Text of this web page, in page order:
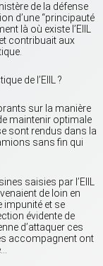
de la défense
d’une “principauté
là où existe l’EIIL
contribuait aux
de l’EIIL ?
sur la manière
maintenir optimale
sont rendus dans la
sans fin qui
saisies par l’EIIL
de loin en
impunité et se
évidente de
d’attaquer ces
accompagnent ont